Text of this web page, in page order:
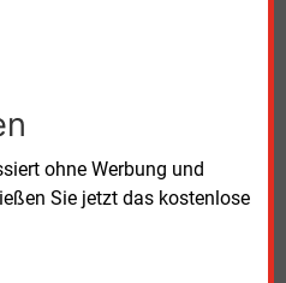
ohne Werbung und
Sie jetzt das kostenlose
am Arbeitsplatz - und Ihr